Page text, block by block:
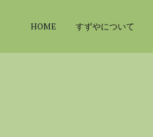
HOME すずやについて